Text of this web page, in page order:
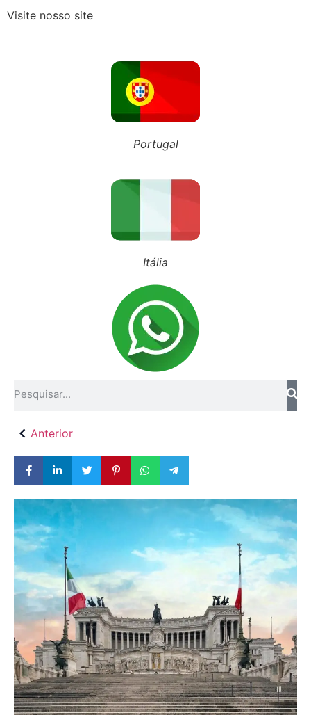
Siga nosso Tiktok
Advocacia Especializada
Vídeos no YouTube
Fale Conosco
Anterior
Visite nosso site
Portugal
Itália